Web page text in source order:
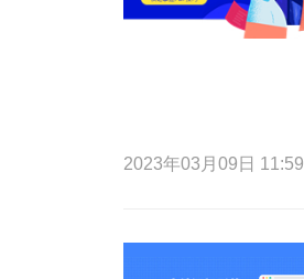
2023年03月09日 11:59